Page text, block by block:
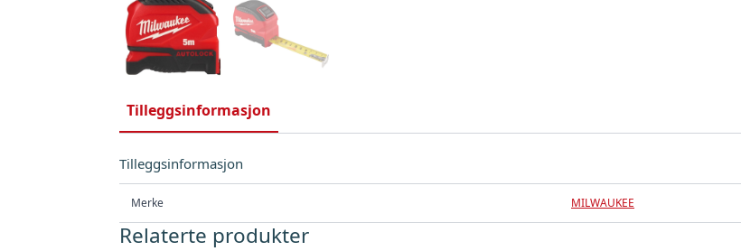
Tilleggsinformasjon
Tilleggsinformasjon
Merke MILWAUKEE
Relaterte produkter